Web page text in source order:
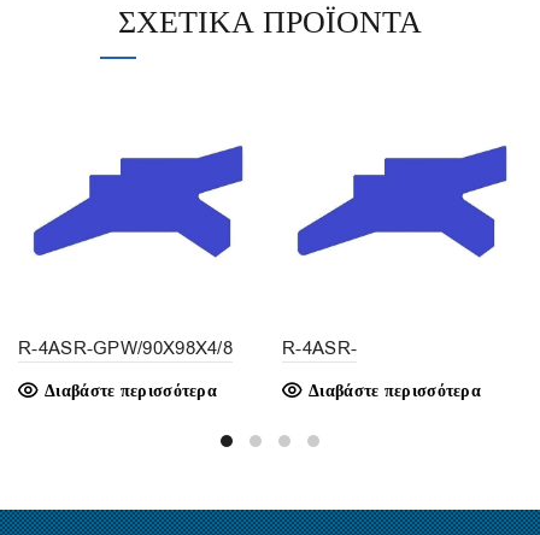
ΣΧΕΤΙΚΆ ΠΡΟΪΌΝΤΑ
R-4ASR-GPW/90X98X4/8
Διαβάστε περισσότερα
R-4ASR-
GPW/18X26X4,5/5,5
Διαβάστε περισσότερα